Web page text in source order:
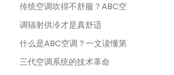
传统空调吹得不舒服？ABC空
调辐射供冷才是真舒适
什么是ABC空调？一文读懂第
三代空调系统的技术革命